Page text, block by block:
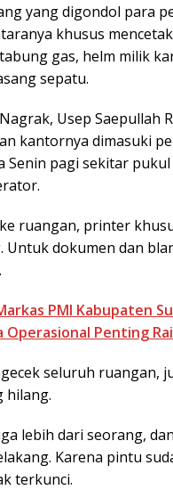
yang digondol para
khusus
gas, helm milik
sepatu.
Usep Saepullah
kantornya dimasuki
Senin pagi sekitar pukul
ruangan, printer
Untuk dokumen dan
PMI Kabupaten
Operasional Penting
seluruh ruangan,
hilang.
lebih dari seorang,
Karena pintu
terkunci.